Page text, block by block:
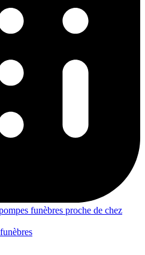
funèbres proche de chez